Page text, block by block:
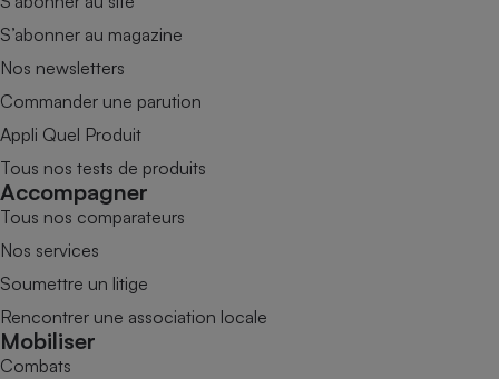
S’abonner au magazine
Nos newsletters
Commander une parution
Appli Quel Produit
Tous nos tests de produits
Accompagner
Tous nos comparateurs
Nos services
Soumettre un litige
Rencontrer une association locale
Mobiliser
Combats